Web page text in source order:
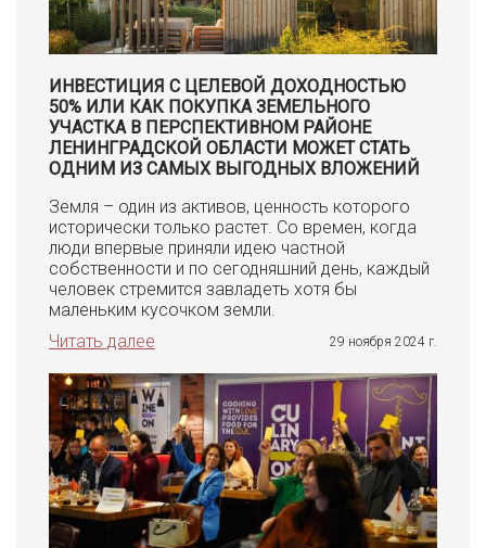
ИНВЕСТИЦИЯ С ЦЕЛЕВОЙ ДОХОДНОСТЬЮ
50% ИЛИ КАК ПОКУПКА ЗЕМЕЛЬНОГО
УЧАСТКА В ПЕРСПЕКТИВНОМ РАЙОНЕ
ЛЕНИНГРАДСКОЙ ОБЛАСТИ МОЖЕТ СТАТЬ
ОДНИМ ИЗ САМЫХ ВЫГОДНЫХ ВЛОЖЕНИЙ
Земля – один из активов, ценность которого
исторически только растет. Со времен, когда
люди впервые приняли идею частной
собственности и по сегодняшний день, каждый
человек стремится завладеть хотя бы
маленьким кусочком земли.
Читать далее
29 ноября 2024 г.